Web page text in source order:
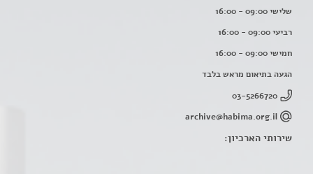
שלישי 09:00 - 16:00
רביעי 09:00 - 16:00
חמישי 09:00 - 16:00
הגעה בתיאום מראש בלבד
03-5266720
archive@habima.org.il
שירותי הארכיון: